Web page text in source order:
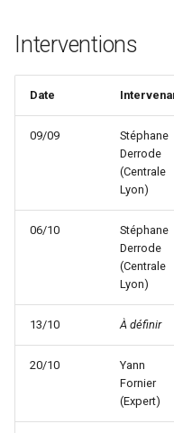
Interventions
Date
09/09
Stéphane
Derrode
(Centrale
Lyon)
06/10
Stéphane
Derrode
(Centrale
Lyon)
13/10 À définir
20/10
Yann
Fornier
(Expert)